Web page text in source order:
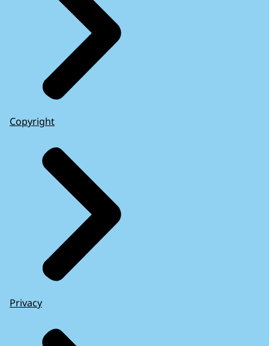
Copyright
Privacy